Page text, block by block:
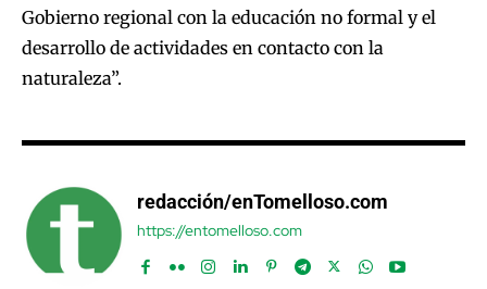
Gobierno regional con la educación no formal y el
desarrollo de actividades en contacto con la
naturaleza”.
redacción/enTomelloso.com
https://entomelloso.com